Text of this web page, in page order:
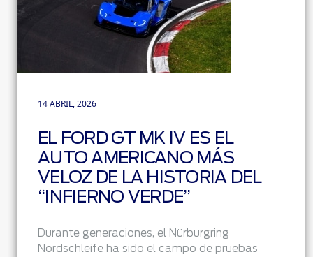
14 ABRIL, 2026
EL FORD GT MK IV ES EL
AUTO AMERICANO MÁS
VELOZ DE LA HISTORIA DEL
“INFIERNO VERDE”
Durante generaciones, el Nürburgring
Nordschleife ha sido el campo de pruebas